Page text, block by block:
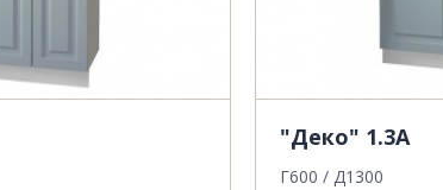
"Деко" 1.3А
Г600 / Д1300